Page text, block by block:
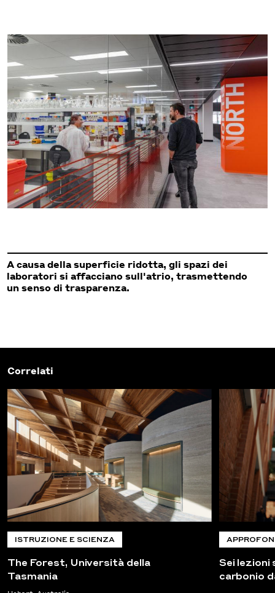
A causa della superficie ridotta, gli spazi dei
laboratori si affacciano sull'atrio, trasmettendo
un senso di trasparenza.
Correlati
ISTRUZIONE E SCIENZA
The Forest, Università della
Tasmania
Sei lezioni
carbonio